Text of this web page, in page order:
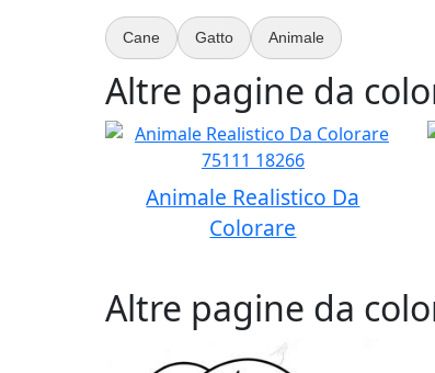
Cane Gatto Animale
Altre pagine da
Animale Realistico Da
Colorare
Altre pagine da